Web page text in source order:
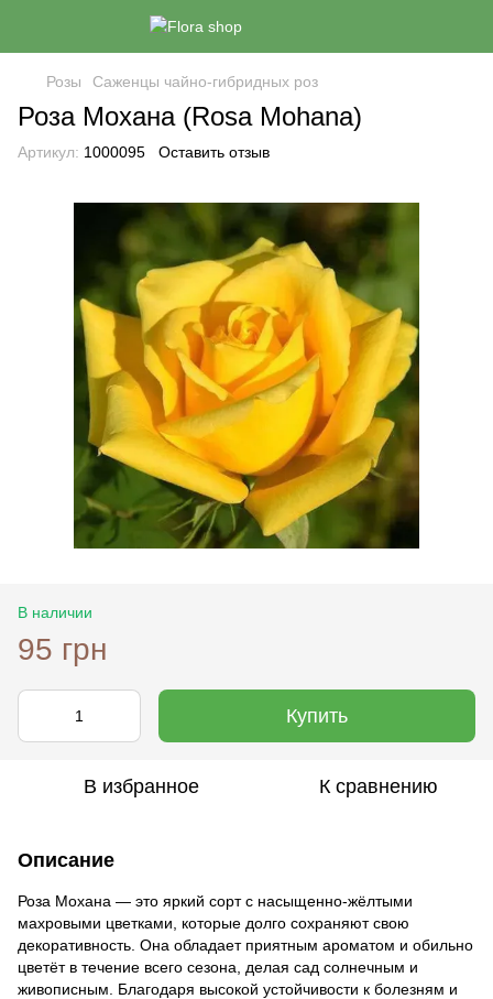
Розы Саженцы чайно-гибридных роз
Роза Мохана (Rosa Mohana)
Артикул: 1000095 Оставить отзыв
В наличии
95 грн
Купить
В избранное К сравнению
Описание
Роза Мохана — это яркий сорт с насыщенно-жёлтыми
махровыми цветками, которые долго сохраняют свою
декоративность. Она обладает приятным ароматом и обильно
цветёт в течение всего сезона, делая сад солнечным и
живописным. Благодаря высокой устойчивости к болезням и